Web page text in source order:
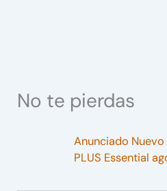
No te pierdas
Anunciado
PLUS Essential